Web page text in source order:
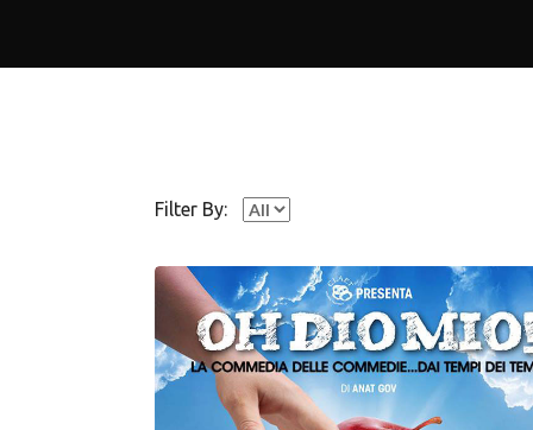
Filter By: